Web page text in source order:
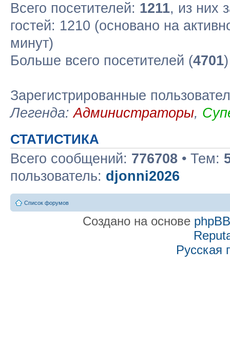
Всего посетителей: 1211, из них
гостей: 1210 (основано на
минут)
Больше всего посетителей (4701
Зарегистрированные
Легенда:Администраторы,
СТАТИСТИКА
Всего сообщений: 776708 • Тем:
пользователь: djonni2026
Список форумов
Создано на основе phpBB
Русская